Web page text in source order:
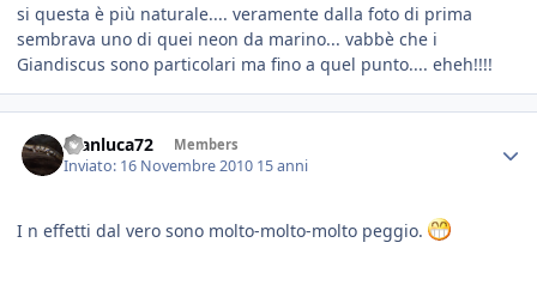
si questa è più naturale.... veramente dalla foto di prima
sembrava uno di quei neon da marino... vabbè che i
Giandiscus sono particolari ma fino a quel punto.... eheh!!!!
Gianluca72 Members
Inviato: 16 Novembre 2010 15 anni
I n effetti dal vero sono molto-molto-molto peggio.